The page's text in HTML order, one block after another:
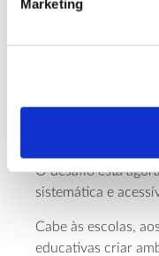
Marketing
terra, os olhos no
interdependência
O desafio está
sistemática e
Cabe às escolas,
educativas criar